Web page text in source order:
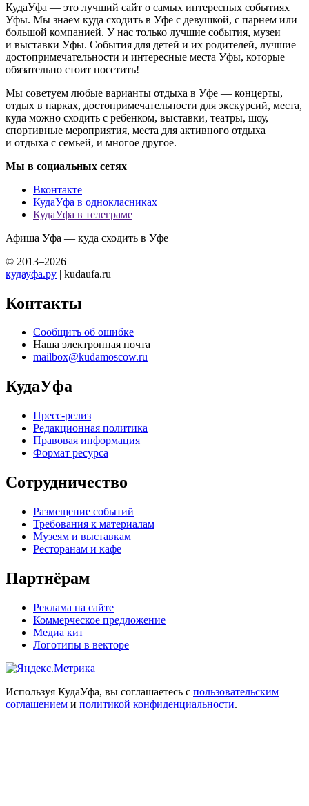
КудаУфа — это лучший сайт о самых интересных событиях
Уфы. Мы знаем куда сходить в Уфе с девушкой, с парнем или
большой компанией. У нас только лучшие события, музеи
и выставки Уфы. События для детей и их родителей, лучшие
достопримечательности и интересные места Уфы, которые
обязательно стоит посетить!
Мы советуем любые варианты отдыха в Уфе — концерты,
отдых в парках, достопримечательности для экскурсий, места,
куда можно сходить с ребенком, выставки, театры, шоу,
спортивные мероприятия, места для активного отдыха
и отдыха с семьей, и многое другое.
Мы в социальных сетях
Вконтакте
КудаУфа в однокласниках
КудаУфа в телеграме
Афиша Уфа — куда сходить в Уфе
© 2013–2026
кудауфа.ру | kudaufa.ru
Контакты
Сообщить об ошибке
Наша электронная почта
mailbox@kudamoscow.ru
КудаУфа
Пресс-релиз
Редакционная политика
Правовая информация
Формат ресурса
Сотрудничество
Размещение событий
Требования к материалам
Музеям и выставкам
Ресторанам и кафе
Партнёрам
Реклама на сайте
Коммерческое предложение
Медиа кит
Логотипы в векторе
Используя КудаУфа, вы соглашаетесь с пользовательским
соглашением и политикой конфиденциальности.